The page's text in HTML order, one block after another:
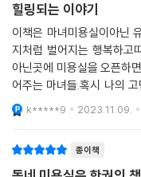
힐링되는 이야기
이책은 마녀미용실이아닌
지처럼 벌어지는 행복하고
아닌곳에 미용실을 오픈하
어주는 마녀들.혹시 나의
내 속마음을 알고 헤아려주
제인의 마법살롱 이었다.앞
k*****9 2023.11.09.
종이책